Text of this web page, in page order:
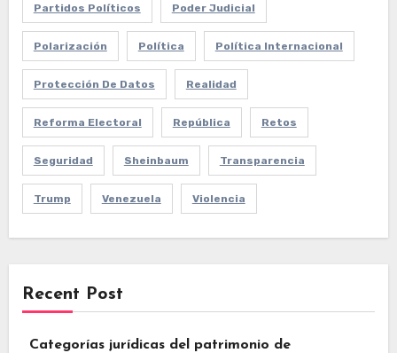
Partidos Políticos Poder Judicial
Polarización Política Política Internacional
Protección De Datos Realidad
Reforma Electoral República Retos
Seguridad Sheinbaum Transparencia
Trump Venezuela Violencia
Recent Post
Categorías jurídicas del patrimonio de